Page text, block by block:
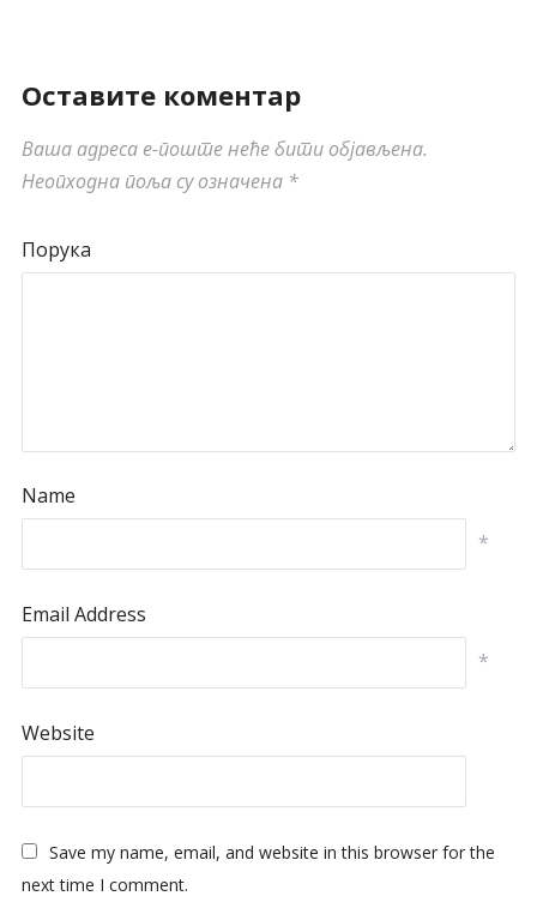
Оставите коментар
Ваша адреса е-поште неће бити објављена.
Неопходна поља су означена *
Порука
Name
*
Email Address
*
Website
Save my name, email, and website in this browser for the
next time I comment.